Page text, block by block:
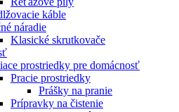
káble
náradie
Klasické skrutkovače
prostriedky pre domácnosť
Pracie prostriedky
Prášky na pranie
Prípravky na čistenie